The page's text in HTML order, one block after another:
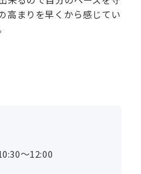
高まりを早くから感じてい
～12:00